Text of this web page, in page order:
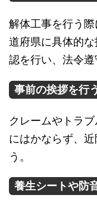
解体工事を行う
道府県に具体的
認を行い、法令遵
事前の挨拶を行う
クレームやトラ
にはかならず、
う。
養生シートや防